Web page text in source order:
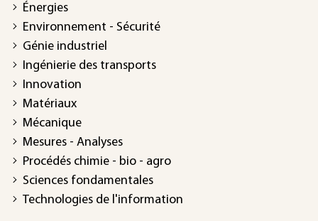
Énergies
Environnement - Sécurité
Génie industriel
Ingénierie des transports
Innovation
Matériaux
Mécanique
Mesures - Analyses
Procédés chimie - bio - agro
Sciences fondamentales
Technologies de l'information